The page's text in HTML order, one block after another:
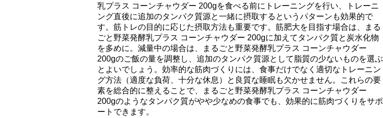
乳プラス コーンチャウダー 200gを食べる前にトレーニングを行い、トレーニ
ング直後に追加のタンパク質源と一緒に摂取するというパターンも効果的で
す。筋トレの目的に応じた摂取方法も重要です。筋肥大を目指す場合は、まる
ごと野菜発酵乳プラス コーンチャウダー 200gに加えてタンパク質と炭水化物
を多めに。減量中の場合は、まるごと野菜発酵乳プラス コーンチャウダー
200gのご飯の量を調整し、追加のタンパク質源として脂質の少ないものを選ぶ
とよいでしょう。効率的な筋肉づくりには、食事だけでなく適切なトレーニン
グ方法（適度な負荷、十分な休息）と良質な睡眠も欠かせません。これらの要
素を総合的に整えることで、まるごと野菜発酵乳プラス コーンチャウダー
200gのようなタンパク質がやや少なめの食事でも、効果的に筋肉づくりをサポ
ートできます。